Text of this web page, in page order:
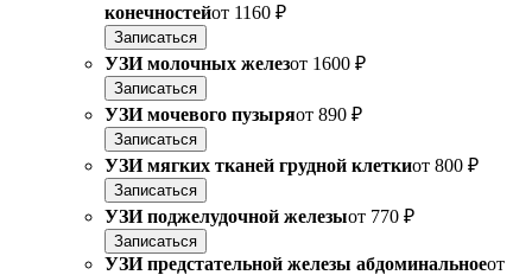
конечностейот 1160 ₽
Записаться
УЗИ молочных железот 1600 ₽
Записаться
УЗИ мочевого пузыряот 890 ₽
Записаться
УЗИ мягких тканей грудной клеткиот 800 ₽
Записаться
УЗИ поджелудочной железыот 770 ₽
Записаться
УЗИ предстательной железы абдоминальноеот